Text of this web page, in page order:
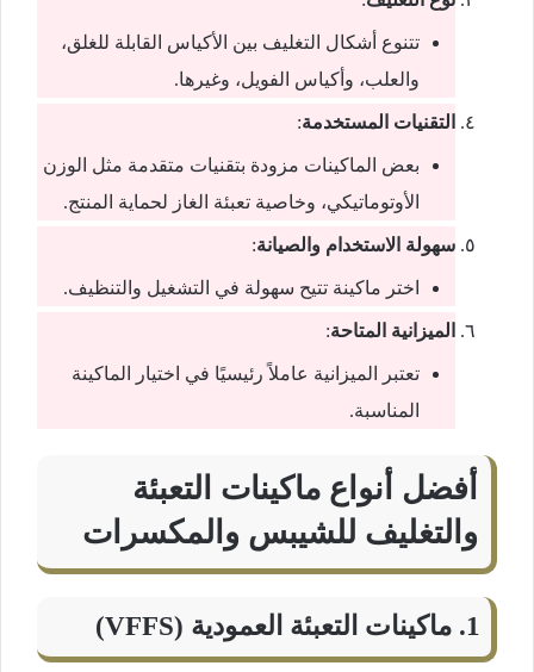
تتنوع أشكال التغليف بين الأكياس القابلة للغلق،
والعلب، وأكياس الفويل، وغيرها.
التقنيات المستخدمة:
بعض الماكينات مزودة بتقنيات متقدمة مثل الوزن
الأوتوماتيكي، وخاصية تعبئة الغاز لحماية المنتج.
سهولة الاستخدام والصيانة:
اختر ماكينة تتيح سهولة في التشغيل والتنظيف.
الميزانية المتاحة:
تعتبر الميزانية عاملاً رئيسيًا في اختيار الماكينة
المناسبة.
أفضل أنواع ماكينات التعبئة
والتغليف للشيبس والمكسرات
1. ماكينات التعبئة العمودية (VFFS)